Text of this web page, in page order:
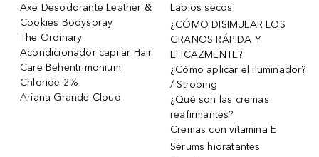
Axe Desodorante Leather &
Cookies Bodyspray
The Ordinary
Acondicionador capilar Hair
Care Behentrimonium
Chloride 2%
Ariana Grande Cloud
Labios secos
¿CÓMO DISIMULAR LOS
GRANOS RÁPIDA Y
EFICAZMENTE?
¿Cómo aplicar el iluminador?
/ Strobing
¿Qué son las cremas
reafirmantes?
Cremas con vitamina E
Sérums hidratantes